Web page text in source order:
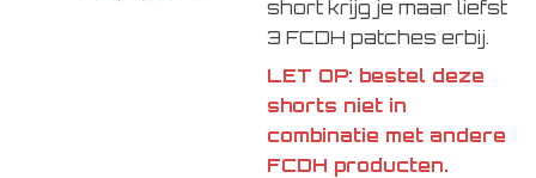
short krijg je maar liefst
3 FCDH patches erbij.
LET OP: bestel deze
shorts niet in
combinatie met andere
FCDH producten.